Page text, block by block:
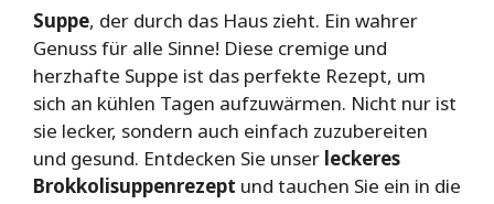
Suppe, der durch das Haus zieht. Ein wahrer
Genuss für alle Sinne! Diese cremige und
herzhafte Suppe ist das perfekte Rezept, um
sich an kühlen Tagen aufzuwärmen. Nicht nur ist
sie lecker, sondern auch einfach zuzubereiten
und gesund. Entdecken Sie unser leckeres
Brokkolisuppenrezept und tauchen Sie ein in die